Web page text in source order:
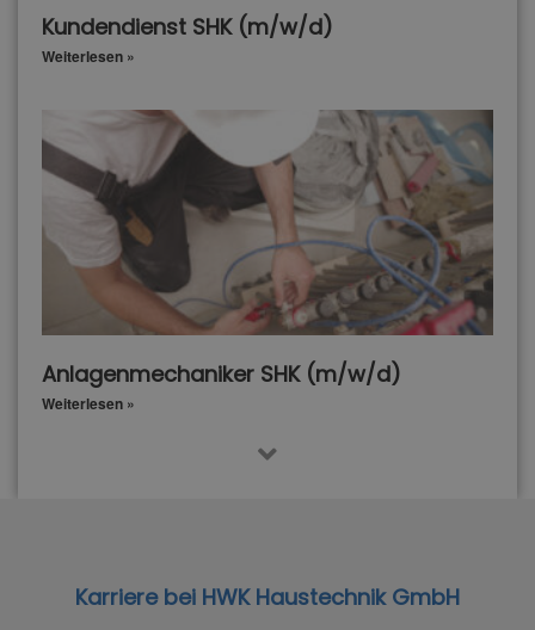
Kundendienst SHK (m/w/d)
Weiterlesen »
Anlagenmechaniker SHK (m/w/d)
Weiterlesen »
Karriere bei HWK Haustechnik GmbH